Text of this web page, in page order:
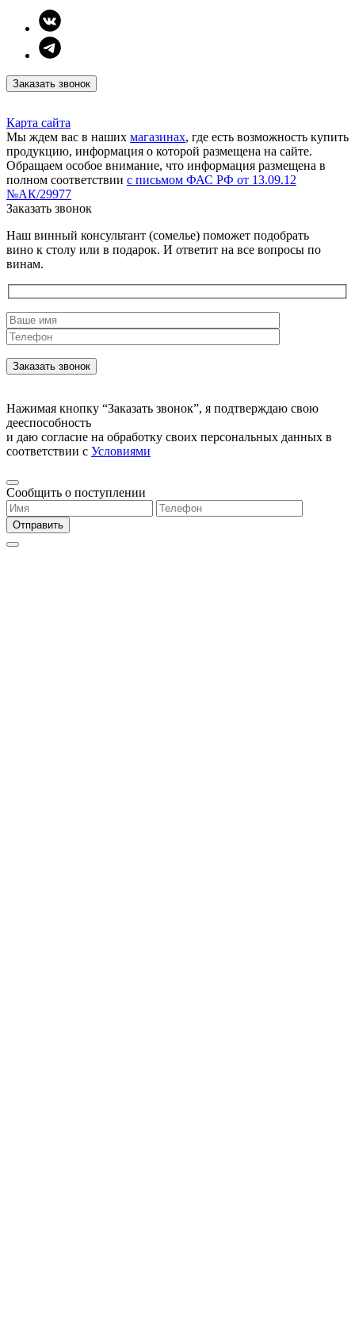
Заказать звонок
Карта сайта
Мы ждем вас в наших магазинах, где есть возможность купить
продукцию, информация о которой размещена на сайте.
Обращаем особое внимание, что информация размещена в
полном соответствии с письмом ФАС РФ от 13.09.12
№АК/29977
Заказать звонок
Наш винный консультант (сомелье) поможет подобрать
вино к столу или в подарок. И ответит на все вопросы по
винам.
Нажимая кнопку “Заказать звонок”, я подтверждаю свою
дееспособность
и даю согласие на обработку своих персональных данных в
соответствии с Условиями
Сообщить о поступлении